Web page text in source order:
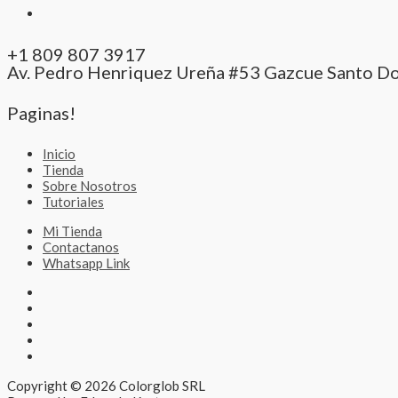
+1 809 807 3917
Av. Pedro Henriquez Ureña #53 Gazcue Santo
Paginas!
Inicio
Tienda
Sobre Nosotros
Tutoriales
Mi Tienda
Contactanos
Whatsapp Link
Copyright © 2026 Colorglob SRL